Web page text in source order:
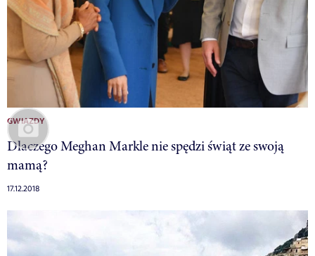
GWIAZDY
Dlaczego Meghan Markle nie spędzi świąt ze swoją
mamą?
17.12.2018